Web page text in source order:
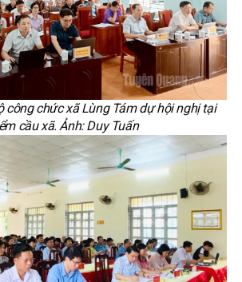
công chức xã Lùng Tám dự hội nghị tại
cầu xã. Ảnh: Duy Tuấn